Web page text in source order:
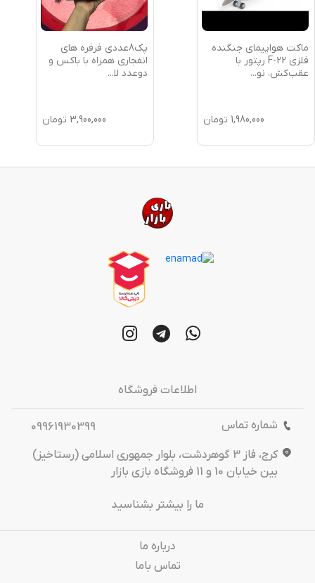
ماکت هواپیمای جنگنده
فلزی F-22 رپتور با
عقب‌کش، نو...
1,980,000 تومان
پک8عددی فرفره های
انفجاری همراه با باکس و
دوعدد لا...
3,900,000 تومان
اطلاعات فروشگاه
شماره تماس
09961930399
کرج، فاز 3 گوهردشت، بلوار جمهوری اسلامی (رستاخیز)
بین خیابان 10 و 11 فروشگاه بازی بازار
ما را بیشتر بشناسید
درباره‌ ما
تماس باما